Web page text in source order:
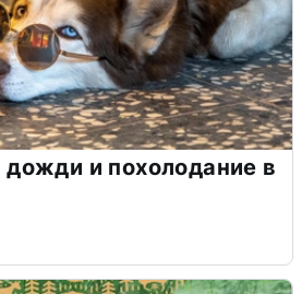
и похолодание в